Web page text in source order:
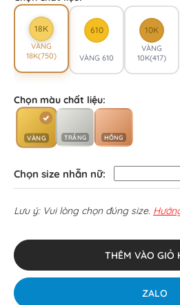
18K
VÀNG
18K(750)
610
VÀNG 610
10K
VÀNG
10K(417)
Chọn màu chất liệu:
VÀNG TRẮNG HỒNG
Chọn size nhẫn nữ:
Lưu ý: Vui lòng chọn đúng size.
THÊM VÀO GIỎ
ZALO